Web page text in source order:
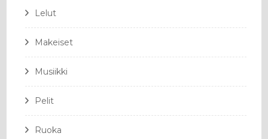
Lelut
Makeiset
Musiikki
Pelit
Ruoka